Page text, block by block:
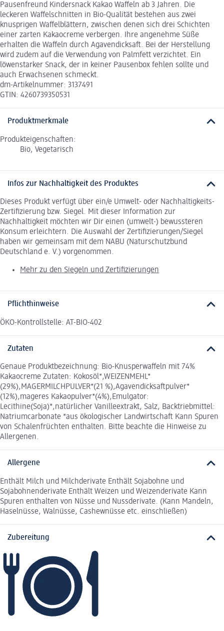
Pausenfreund Kindersnack Kakao Waffeln ab 3 Jahren. Die
leckeren Waffelschnitten in Bio-Qualität bestehen aus zwei
knusprigen Waffelblättern, zwischen denen sich drei Schichten
einer zarten Kakaocreme verbergen. Ihre angenehme Süße
erhalten die Waffeln durch Agavendicksaft. Bei der Herstellung
wird zudem auf die Verwendung von Palmfett verzichtet. Ein
löwenstarker Snack, der in keiner Pausenbox fehlen sollte und
auch Erwachsenen schmeckt.
dm-Artikelnummer: 3137491
GTIN: 4260739350531
Produktmerkmale
Produkteigenschaften:
Bio, Vegetarisch
Infos zur Nachhaltigkeit des Produktes
Dieses Produkt verfügt über ein/e Umwelt- oder Nachhaltigkeits-
Zertifizierung bzw. Siegel. Mit dieser Information zur
Nachhaltigkeit möchten wir Dir einen (umwelt-) bewussteren
Konsum erleichtern. Die Auswahl der Zertifizierungen/Siegel
haben wir gemeinsam mit dem NABU (Naturschutzbund
Deutschland e. V.) vorgenommen.
Mehr zu den Siegeln und Zertifizierungen
Pflichthinweise
ÖKO-Kontrollstelle: AT-BIO-402
Zutaten
Genaue Produktbezeichnung: Bio-Knusperwaffeln mit 74%
Kakaocreme Zutaten: Kokosöl*,WEIZENMEHL*
(29%),MAGERMILCHPULVER*(21 %),Agavendicksaftpulver*
(12%),mageres Kakaopulver*(4%),Emulgator:
Lecithine(Soja)*,natürlicher Vanilleextrakt, Salz, Backtriebmittel:
Natriumcarbonate *aus ökologischer Landwirtschaft Kann Spuren
von Schalenfrüchten enthalten. Bitte beachte die Hinweise zu
Allergenen.
Allergene
Enthält Milch und Milchderivate Enthält Sojabohne und
Sojabohnenderivate Enthält Weizen und Weizenderivate Kann
Spuren enthalten von Nüsse und Nussderivate. (Kann Mandeln,
Haselnüsse, Walnüsse, Cashewnüsse etc. einschließen)
Zubereitung